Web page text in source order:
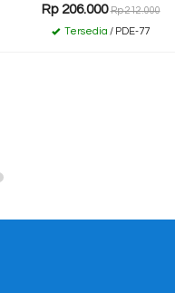
Rp 206.000 Rp 212.000
Tersedia / PDE-77